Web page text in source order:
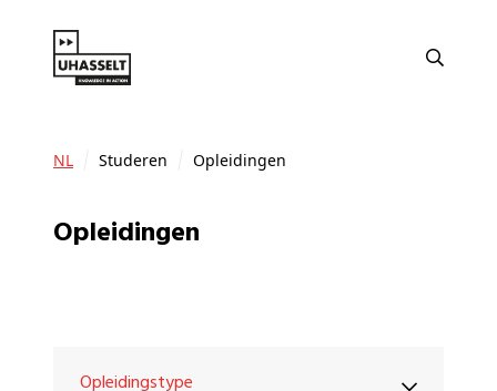
NL Studeren Opleidingen
Opleidingen
Opleidingstype